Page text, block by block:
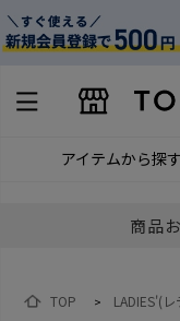
アイテムから探す
商品
TOP > LADIES'(